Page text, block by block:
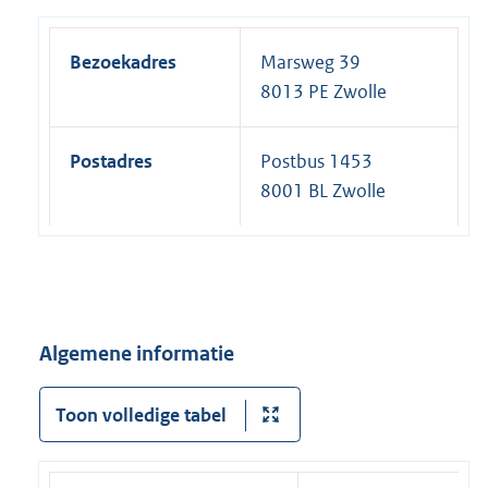
Bezoekadres
Marsweg 39
8013 PE Zwolle
Postadres
Postbus 1453
8001 BL Zwolle
Algemene informatie
Toon volledige tabel